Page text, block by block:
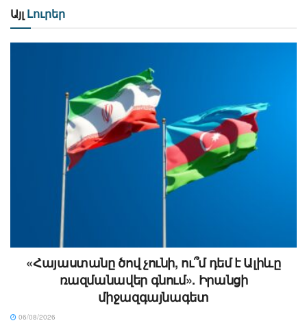
Այլ Լուրեր
«Հայաստանը ծով չունի, ու՞մ դեմ է Ալիևը
ռազմանավեր գնում». Իրանցի
միջազգայնագետ
06/08/2026